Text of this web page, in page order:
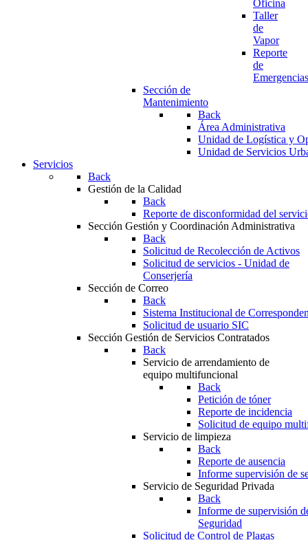
Oficina
Taller
de
Vapor
Reporte
de
Emergencias
Sección de
Mantenimiento
Back
Área Administrativa
Unidad de Logística y
Unidad de Servicios
Servicios
Back
Gestión de la Calidad
Back
Reporte de disconformidad del
Sección Gestión y Coordinación Administrativa
Back
Solicitud de Recolección de Activos
Solicitud de servicios - Unidad de
Conserjería
Sección de Correo
Back
Sistema Institucional de
Solicitud de usuario SIC
Sección Gestión de Servicios Contratados
Back
Servicio de arrendamiento de
equipo multifuncional
Back
Petición de tóner
Reporte de incidencia
Solicitud de equipo
Servicio de limpieza
Back
Reporte de ausencia
Informe supervisión de
Servicio de Seguridad Privada
Back
Informe de supervisión
Seguridad
Solicitud de Control de Plagas